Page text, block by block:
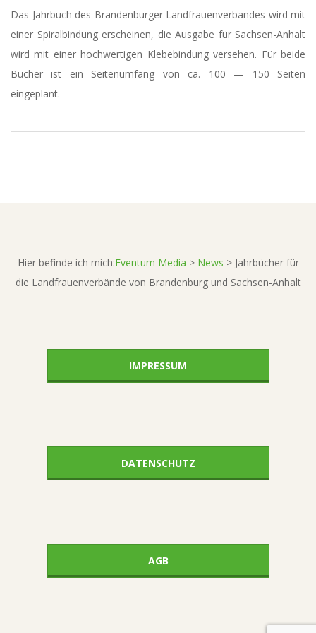
Das Jahr­buch des Bran­den­bur­ger Land­frau­en­ver­ban­des wird mit
einer Spi­ral­bin­dung erschei­nen, die Aus­ga­be für Sach­sen-Anhalt
wird mit einer hoch­wer­ti­gen Kle­be­bin­dung ver­se­hen. Für bei­de
Bücher ist ein Sei­ten­um­fang von ca. 100 — 150 Sei­ten
eingeplant.
Hier befinde ich mich:Eventum Media > News > Jahrbücher für
die Landfrauenverbände von Brandenburg und Sachsen-Anhalt
IMPRESSUM
DATENSCHUTZ
AGB